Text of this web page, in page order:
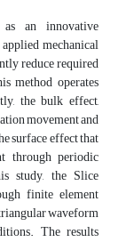
an innovative
mechanical
reduce required
method operates
the bulk effect,
movement and
surface effect that
through periodic
study, the Slice
finite element
waveform
The results